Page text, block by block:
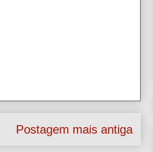
Postagem mais antiga